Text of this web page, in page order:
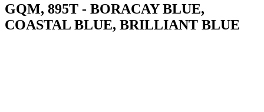
GQM, 895T - BORACAY BLUE,
COASTAL BLUE, BRILLIANT BLUE